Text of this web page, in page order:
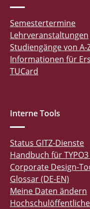
Semestertermine
Lehrveranstaltungen
Studiengänge von A-
Informationen für
TUCard
Interne Tools
Status GITZ-Dienste
Handbuch für
Corporate Design-
Glossar (DE-EN)
Meine Daten ändern